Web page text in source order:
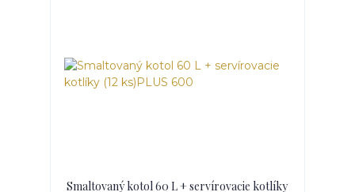
Smaltovaný kotol 60 L + servírovacie kotlíky